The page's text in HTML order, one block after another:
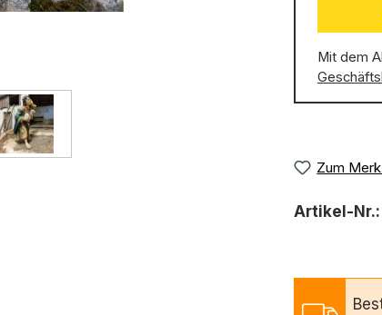
Mit dem
Zum
Artikel-Nr.: